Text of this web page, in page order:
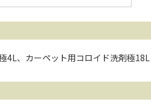
4L、カーペット用コロイド洗剤極